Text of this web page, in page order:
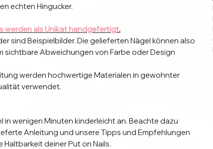
echten Hingucker.
werden als Unikat handgefertigt.
sind Beispielbilder. Die gelieferten Nägel können also
sichtbare Abweichungen von Farbe oder Design
werden hochwertige Materialen in gewohnter
verwendet.
in wenigen Minuten kinderleicht an. Beachte dazu
Anleitung und unsere Tipps und Empfehlungen
Haltbarkeit deiner Put on Nails.